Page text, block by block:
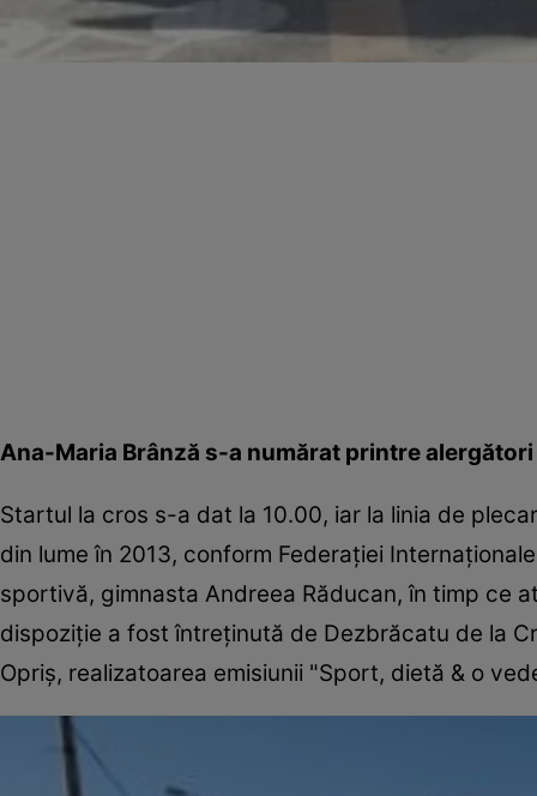
Ana-Maria Brânză s-a numărat printre alergători
Startul la cros s-a dat la 10.00, iar la linia de
din lume în 2013, conform Federaţiei
sportivă, gimnasta Andreea Răducan, în timp ce
dispoziţie a fost întreţinută de Dezbrăcatu de la
Opriş, realizatoarea emisiunii "Sport, dietă & o